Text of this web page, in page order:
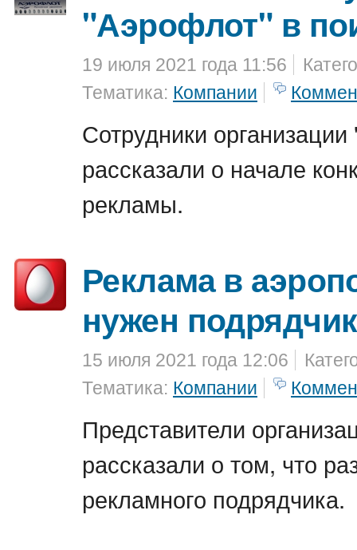
"Аэрофлот" в
19 июля 2021 года 11:56
Тематика: Компании
Сотрудники
рассказали о начале
рекламы.
Реклама в
нужен подрядчик
15 июля 2021 года 12:06
Тематика: Компании
Представители
рассказали о том, что
рекламного подрядчика.